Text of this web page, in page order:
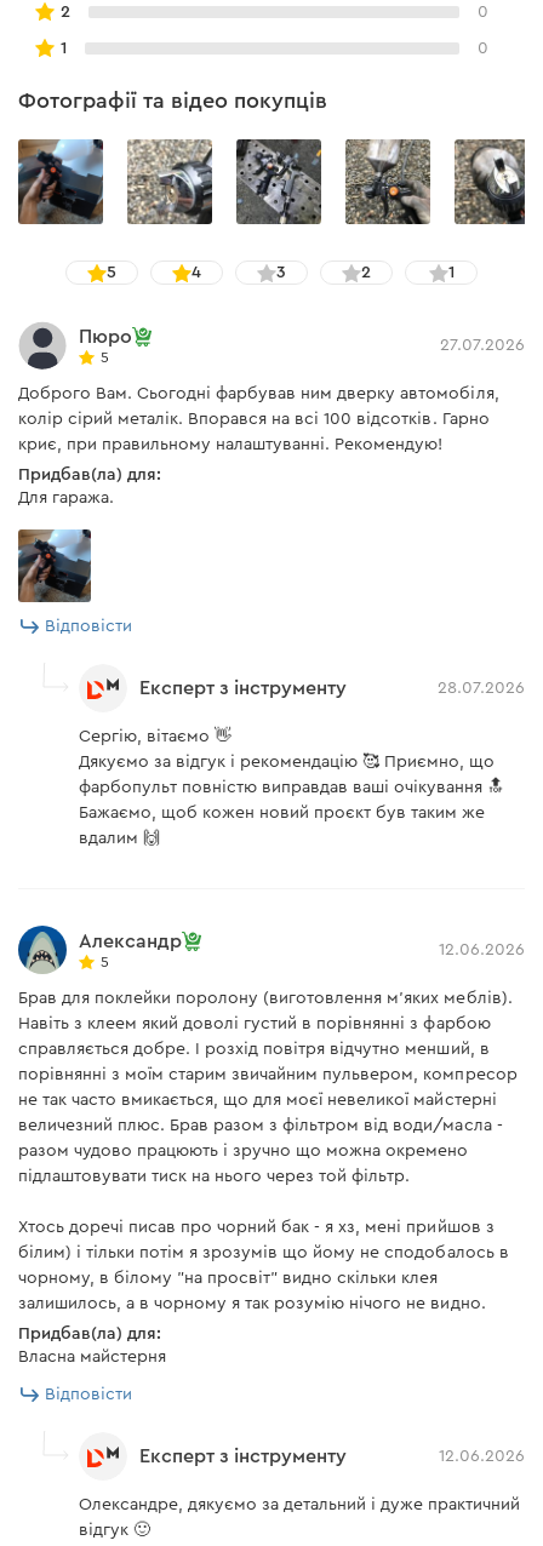
потрібного завдання.
2 0
1 0
Фотографії та відео покупців
5 4 3 2 1
Пюро
5
27.07.2026
Доброго Вам. Сьогодні фарбував ним дверку автомобіля,
колір сірий металік. Впорався на всі 100 відсотків. Гарно
криє, при правильному налаштуванні. Рекомендую!
Придбав(ла) для:
Для гаража.
Відповісти
Експерт з інструменту 28.07.2026
Сергію, вітаємо 👋
Дякуємо за відгук і рекомендацію 🥰 Приємно, що
фарбопульт повністю виправдав ваші очікування 🔝
Бажаємо, щоб кожен новий проєкт був таким же
вдалим 🙌
Александр
5
12.06.2026
Брав для поклейки поролону (виготовлення м'яких меблів).
Навіть з клеем який доволі густий в порівнянні з фарбою
справляється добре. І розхід повітря відчутно менший, в
порівнянні з моїм старим звичайним пульвером, компресор
не так часто вмикається, що для моєї невеликої майстерні
величезний плюс. Брав разом з фільтром від води/масла -
разом чудово працюють і зручно що можна окремено
підлаштовувати тиск на нього через той фільтр.
Хтось доречі писав про чорний бак - я хз, мені прийшов з
білим) і тільки потім я зрозумів що йому не сподобалось в
чорному, в білому "на просвіт" видно скільки клея
залишилось, а в чорному я так розумію нічого не видно.
Придбав(ла) для:
Власна майстерня
Відповісти
Експерт з інструменту 12.06.2026
Олександре, дякуємо за детальний і дуже практичний
відгук 🙂